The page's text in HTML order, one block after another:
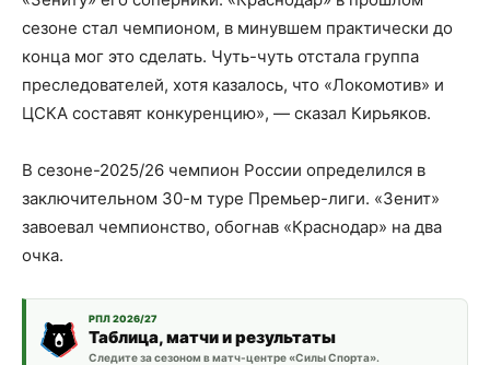
сезоне стал чемпионом, в минувшем практически до
конца мог это сделать. Чуть-чуть отстала группа
преследователей, хотя казалось, что «Локомотив» и
ЦСКА составят конкуренцию», — сказал Кирьяков.
В сезоне-2025/26 чемпион России определился в
заключительном 30-м туре Премьер-лиги. «Зенит»
завоевал чемпионство, обогнав «Краснодар» на два
очка.
РПЛ 2026/27
Таблица, матчи и результаты
Следите за сезоном в матч-центре «Силы Спорта».